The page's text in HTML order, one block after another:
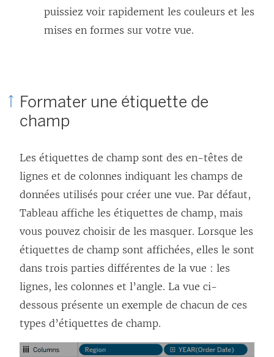
puissiez voir rapidement les couleurs et les
mises en formes sur votre vue.
Formater une étiquette de
champ
Les étiquettes de champ sont des en-têtes de
lignes et de colonnes indiquant les champs de
données utilisés pour créer une vue. Par défaut,
Tableau affiche les étiquettes de champ, mais
vous pouvez choisir de les masquer. Lorsque les
étiquettes de champ sont affichées, elles le sont
dans trois parties différentes de la vue : les
lignes, les colonnes et l’angle. La vue ci-
dessous présente un exemple de chacun de ces
types d’étiquettes de champ.